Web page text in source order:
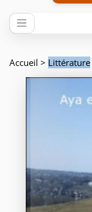
Accueil > Littérature